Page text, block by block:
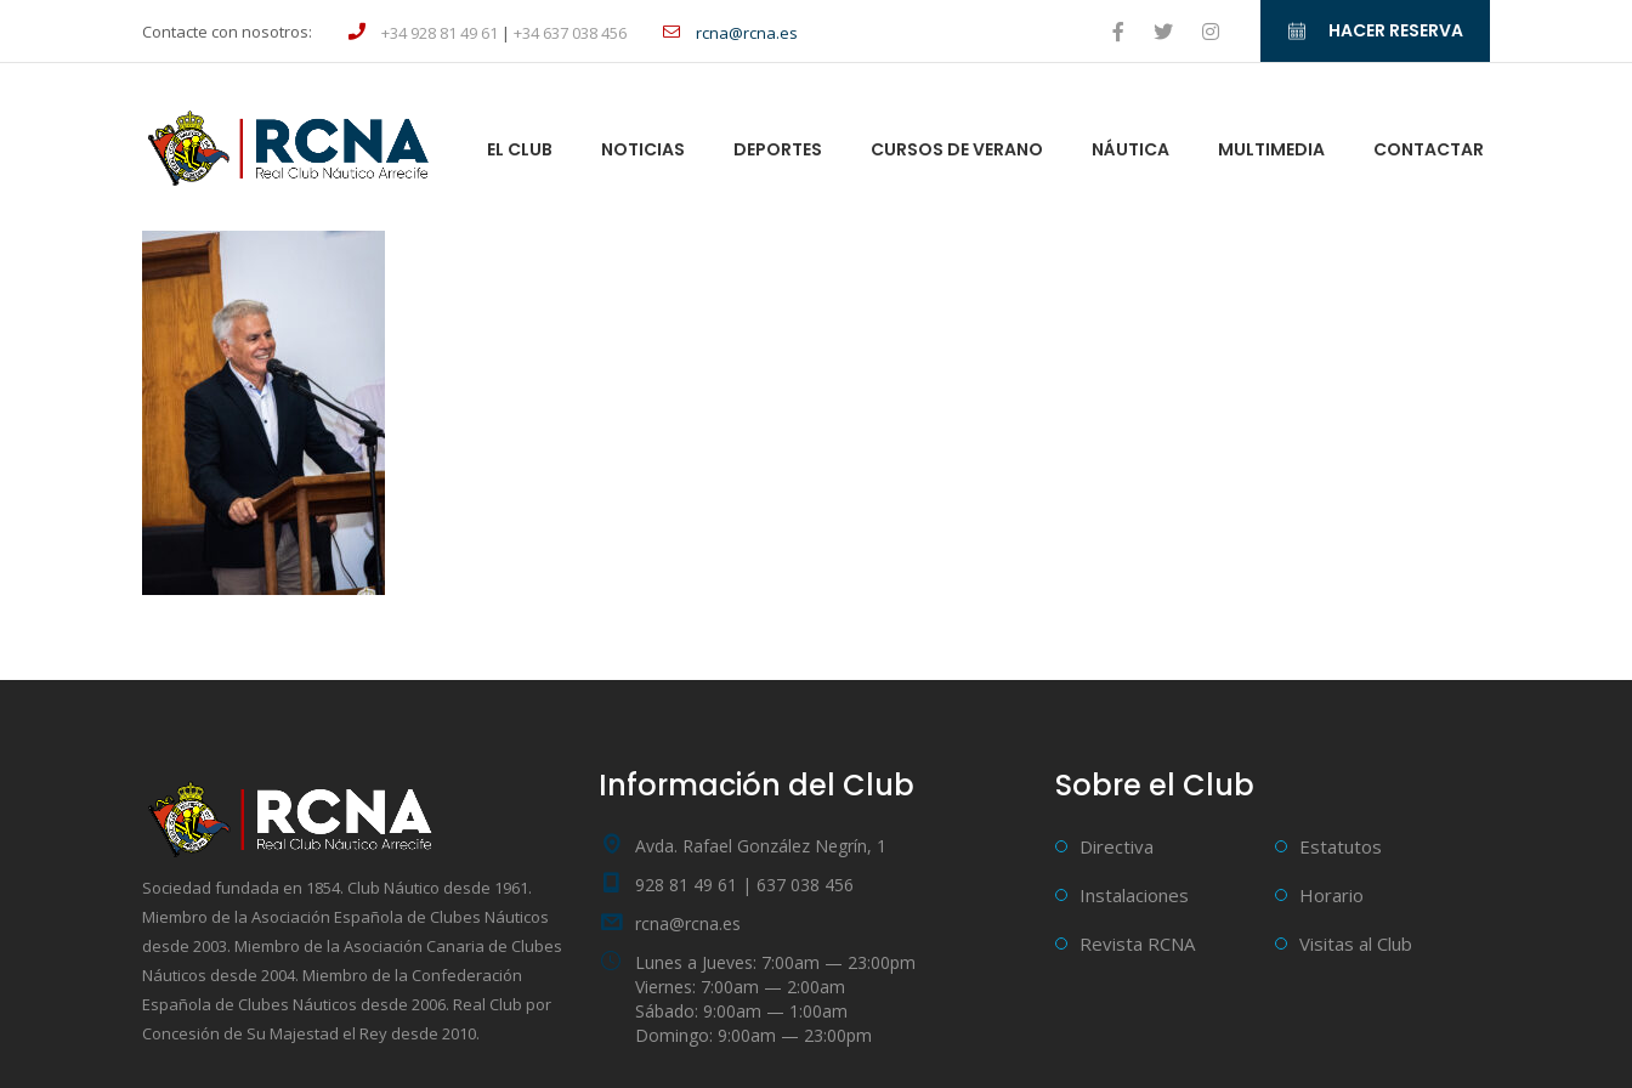
Contacte con nosotros: +34 928 81 49 61 | +34 637 038 456 rcna@rcna.es HACER RESERVA
EL CLUB NOTICIAS DEPORTES CURSOS DE VERANO NÁUTICA MULTIMEDIA CONTACTAR
Sociedad fundada en 1854. Club Náutico desde 1961.
Miembro de la Asociación Española de Clubes Náuticos
desde 2003. Miembro de la Asociación Canaria de Clubes
Náuticos desde 2004. Miembro de la Confederación
Española de Clubes Náuticos desde 2006. Real Club por
Concesión de Su Majestad el Rey desde 2010.
Información del Club
Avda. Rafael González Negrín, 1
928 81 49 61 | 637 038 456
rcna@rcna.es
Lunes a Jueves: 7:00am — 23:00pm
Viernes: 7:00am — 2:00am
Sábado: 9:00am — 1:00am
Domingo: 9:00am — 23:00pm
Sobre el Club
Directiva
Estatutos
Instalaciones
Horario
Revista RCNA
Visitas al Club